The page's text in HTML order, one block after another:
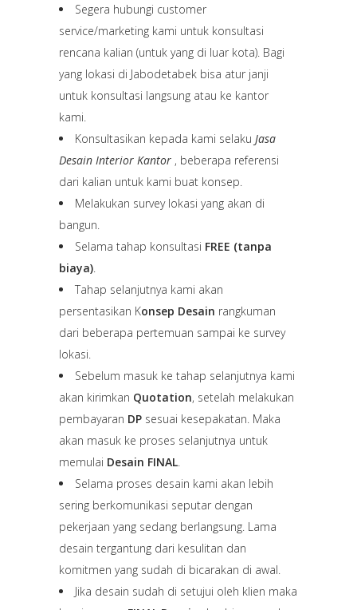
Segera hubungi customer
service/marketing kami untuk konsultasi
rencana kalian (untuk yang di luar kota). Bagi
yang lokasi di Jabodetabek bisa atur janji
untuk konsultasi langsung atau ke kantor
kami.
Konsultasikan kepada kami selaku Jasa
Desain Interior Kantor , beberapa referensi
dari kalian untuk kami buat konsep.
Melakukan survey lokasi yang akan di
bangun.
Selama tahap konsultasi FREE (tanpa
biaya)
Tahap selanjutnya kami akan
persentasikan Konsep Desain rangkuman
dari beberapa pertemuan sampai ke survey
lokasi.
Sebelum masuk ke tahap selanjutnya kami
akan kirimkan Quotation, setelah melakukan
pembayaran DP sesuai kesepakatan. Maka
akan masuk ke proses selanjutnya untuk
memulai Desain FINAL
Selama proses desain kami akan lebih
sering berkomunikasi seputar dengan
pekerjaan yang sedang berlangsung. Lama
desain tergantung dari kesulitan dan
komitmen yang sudah di bicarakan di awal.
Jika desain sudah di setujui oleh klien maka